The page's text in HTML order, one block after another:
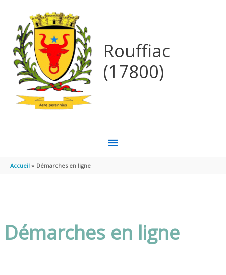
Rouffiac
(17800)
MENU
Accueil Démarches en ligne
Démarches en ligne